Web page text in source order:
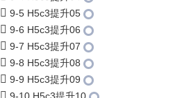
9-5 H5c3提升05
9-6 H5c3提升06
9-7 H5c3提升07
9-8 H5c3提升08
9-9 H5c3提升09